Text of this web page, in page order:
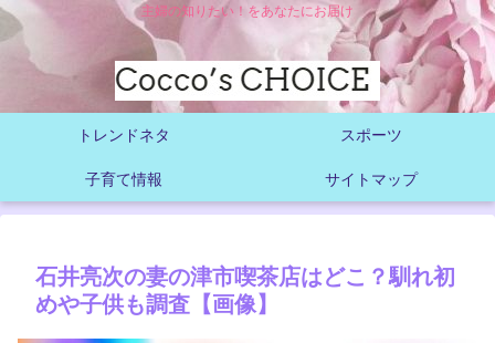
主婦の知りたい！をあなたにお届け
トレンドネタ スポーツ
子育て情報 サイトマップ
石井亮次の妻の津市喫茶店はどこ？馴れ初
めや子供も調査【画像】